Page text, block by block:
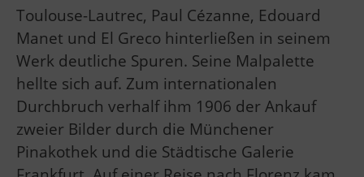
Toulouse-Lautrec, Paul Cézanne, Edouard
Manet und El Greco hinterließen in seinem
Werk deutliche Spuren. Seine Malpalette
hellte sich auf. Zum internationalen
Durchbruch verhalf ihm 1906 der Ankauf
zweier Bilder durch die Münchener
Pinakothek und die Städtische Galerie